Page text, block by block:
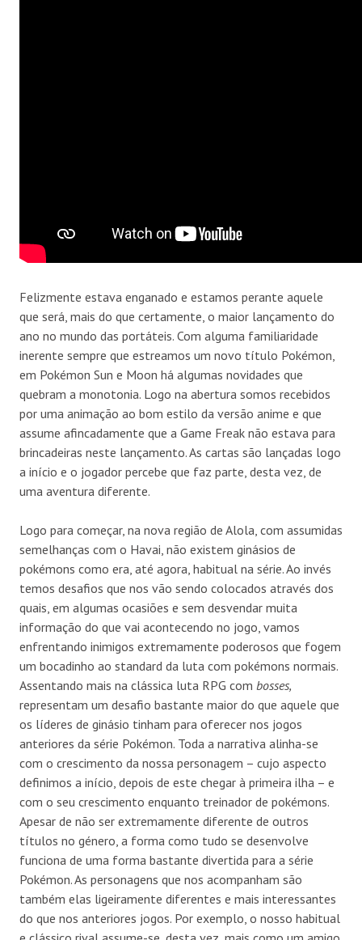
Felizmente estava enganado e estamos perante aquele
que será, mais do que certamente, o maior lançamento do
ano no mundo das portáteis. Com alguma familiaridade
inerente sempre que estreamos um novo título Pokémon,
em Pokémon Sun e Moon há algumas novidades que
quebram a monotonia. Logo na abertura somos recebidos
por uma animação ao bom estilo da versão anime e que
assume afincadamente que a Game Freak não estava para
brincadeiras neste lançamento. As cartas são lançadas logo
a início e o jogador percebe que faz parte, desta vez, de
uma aventura diferente.
Logo para começar, na nova região de Alola, com assumidas
semelhanças com o Havai, não existem ginásios de
pokémons como era, até agora, habitual na série. Ao invés
temos desafios que nos vão sendo colocados através dos
quais, em algumas ocasiões e sem desvendar muita
informação do que vai acontecendo no jogo, vamos
enfrentando inimigos extremamente poderosos que fogem
um bocadinho ao standard da luta com pokémons normais.
Assentando mais na clássica luta RPG com bosses,
representam um desafio bastante maior do que aquele que
os líderes de ginásio tinham para oferecer nos jogos
anteriores da série Pokémon. Toda a narrativa alinha-se
com o crescimento da nossa personagem – cujo aspecto
definimos a início, depois de este chegar à primeira ilha – e
com o seu crescimento enquanto treinador de pokémons.
Apesar de não ser extremamente diferente de outros
títulos no género, a forma como tudo se desenvolve
funciona de uma forma bastante divertida para a série
Pokémon. As personagens que nos acompanham são
também elas ligeiramente diferentes e mais interessantes
do que nos anteriores jogos. Por exemplo, o nosso habitual